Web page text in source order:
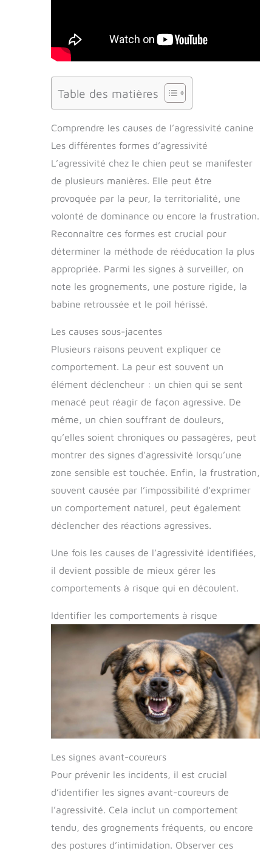
Table des matières
Comprendre les causes de l’agressivité canine
Les différentes formes d’agressivité
L’agressivité chez le chien peut se manifester
de plusieurs manières. Elle peut être
provoquée par la peur, la territorialité, une
volonté de dominance ou encore la frustration.
Reconnaître ces formes est crucial pour
déterminer la méthode de rééducation la plus
appropriée. Parmi les signes à surveiller, on
note les grognements, une posture rigide, la
babine retroussée et le poil hérissé.
Les causes sous-jacentes
Plusieurs raisons peuvent expliquer ce
comportement. La peur est souvent un
élément déclencheur : un chien qui se sent
menacé peut réagir de façon agressive. De
même, un chien souffrant de douleurs,
qu’elles soient chroniques ou passagères, peut
montrer des signes d’agressivité lorsqu’une
zone sensible est touchée. Enfin, la frustration,
souvent causée par l’impossibilité d’exprimer
un comportement naturel, peut également
déclencher des réactions agressives.
Une fois les causes de l’agressivité identifiées,
il devient possible de mieux gérer les
comportements à risque qui en découlent.
Identifier les comportements à risque
Les signes avant-coureurs
Pour prévenir les incidents, il est crucial
d’identifier les signes avant-coureurs de
l’agressivité. Cela inclut un comportement
tendu, des grognements fréquents, ou encore
des postures d’intimidation. Observer ces